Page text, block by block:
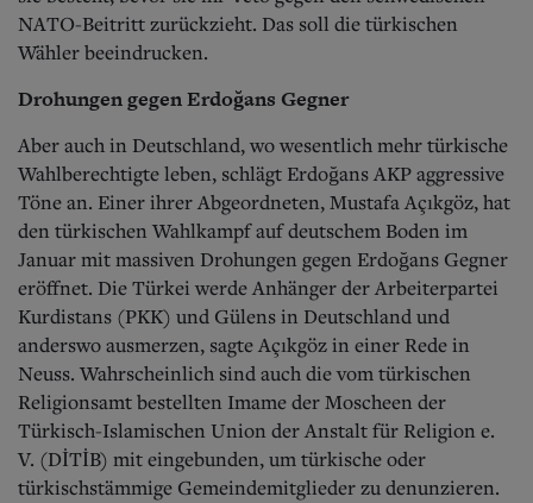
NATO-Beitritt zurückzieht. Das soll die türkischen
Wähler beeindrucken.
Drohungen gegen Erdoğans Gegner
Aber auch in Deutschland, wo wesentlich mehr türkische
Wahlberechtigte leben, schlägt Erdoğans AKP aggressive
Töne an. Einer ihrer Abgeordneten, Mustafa Açıkgöz, hat
den türkischen Wahlkampf auf deutschem Boden im
Januar mit massiven Drohungen gegen Erdoğans Gegner
eröffnet. Die Türkei werde Anhänger der Arbeiterpartei
Kurdistans (PKK) und Gülens in Deutschland und
anderswo ausmerzen, sagte Açıkgöz in einer Rede in
Neuss. Wahrscheinlich sind auch die vom türkischen
Religionsamt bestellten Imame der Moscheen der
Türkisch-Islamischen Union der Anstalt für Religion e.
V. (DİTİB) mit eingebunden, um türkische oder
türkischstämmige Gemeindemitglieder zu denunzieren.